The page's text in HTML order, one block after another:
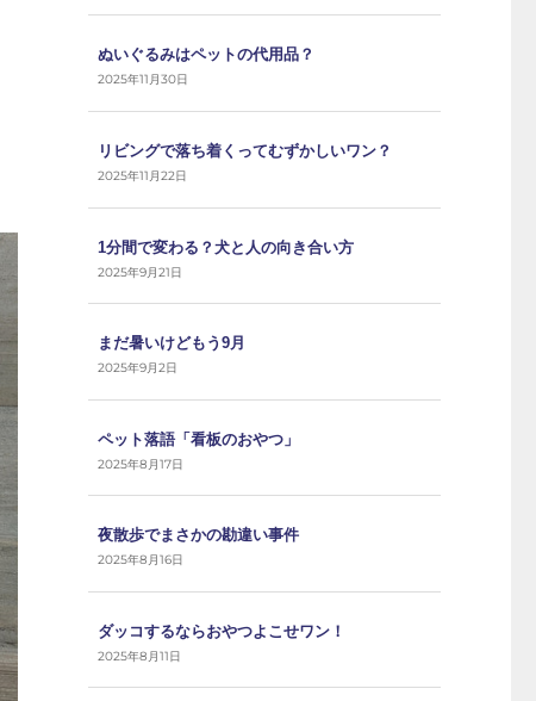
ぬいぐるみはペットの代用品？
2025年11月30日
リビングで落ち着くってむずかしいワン？
2025年11月22日
1分間で変わる？犬と人の向き合い方
2025年9月21日
まだ暑いけどもう9月
2025年9月2日
ペット落語「看板のおやつ」
2025年8月17日
夜散歩でまさかの勘違い事件
2025年8月16日
ダッコするならおやつよこせワン！
2025年8月11日